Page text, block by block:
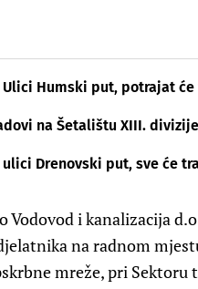
Ulici Humski put, potrajat
na Šetalištu XIII. divizije
Drenovski put, sve će
Vodovod i kanalizacija
na radnom
mreže, pri Sektoru